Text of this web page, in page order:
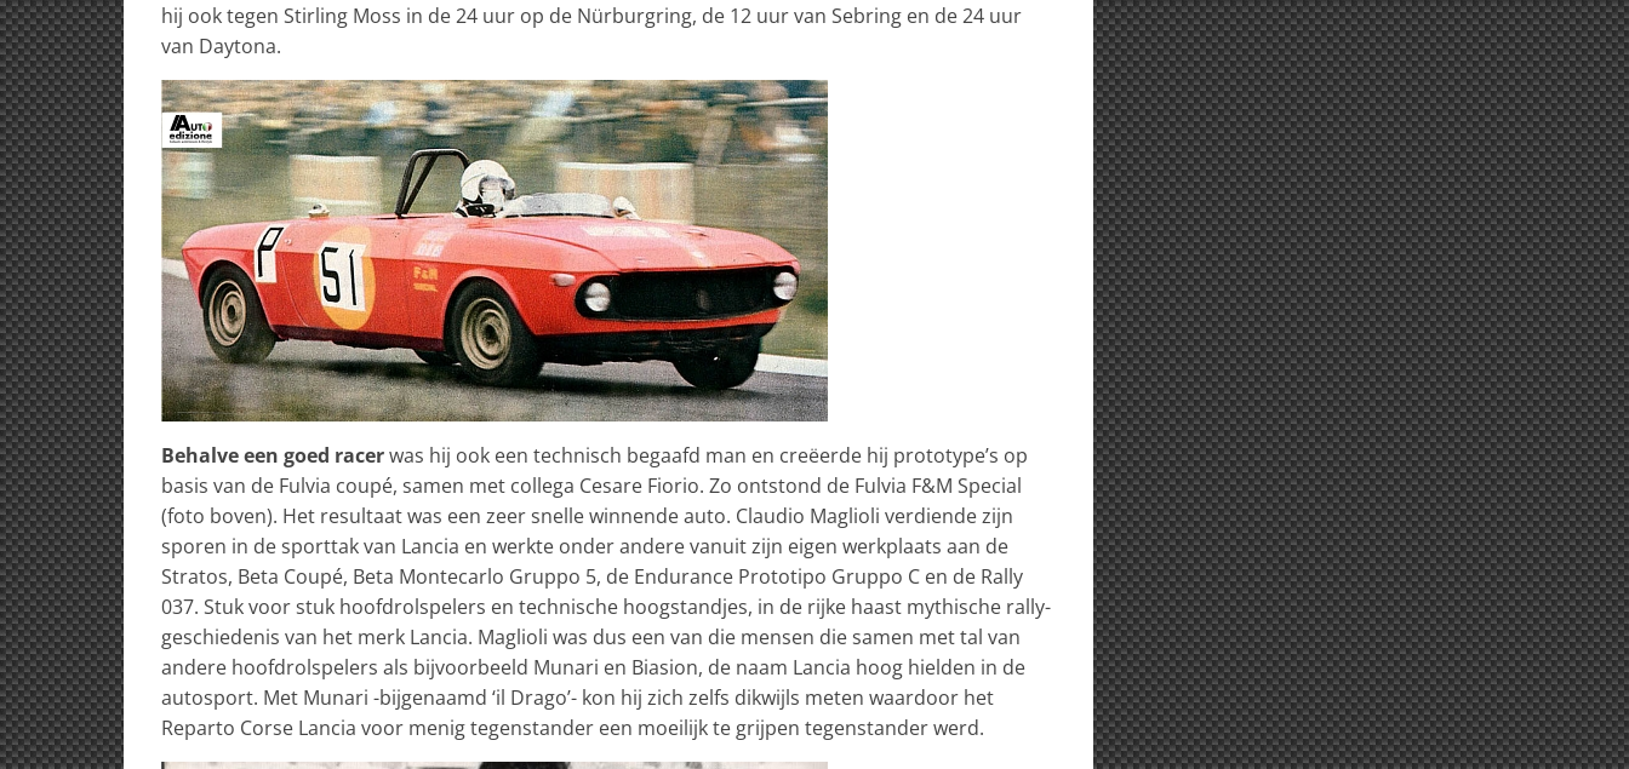
hij ook tegen Stirling Moss in de 24 uur op de Nürburgring, de 12 uur van Sebring en de 24 uur
van Daytona.
Behalve een goed racerwas hij ook een technisch begaafd man en creëerde hij prototype’s op
basis van de Fulvia coupé, samen met collega Cesare Fiorio. Zo ontstond de Fulvia F&M Special
(foto boven). Het resultaat was een zeer snelle winnende auto. Claudio Maglioli verdiende zijn
sporen in de sporttak van Lancia en werkte onder andere vanuit zijn eigen werkplaats aan de
Stratos, Beta Coupé, Beta Montecarlo Gruppo 5, de Endurance Prototipo Gruppo C en de Rally
037. Stuk voor stuk hoofdrolspelers en technische hoogstandjes, in de rijke haast mythische rally-
geschiedenis van het merk Lancia. Maglioli was dus een van die mensen die samen met tal van
andere hoofdrolspelers als bijvoorbeeld Munari en Biasion, de naam Lancia hoog hielden in de
autosport. Met Munari -bijgenaamd ‘il Drago’- kon hij zich zelfs dikwijls meten waardoor het
Reparto Corse Lancia voor menig tegenstander een moeilijk te grijpen tegenstander werd.